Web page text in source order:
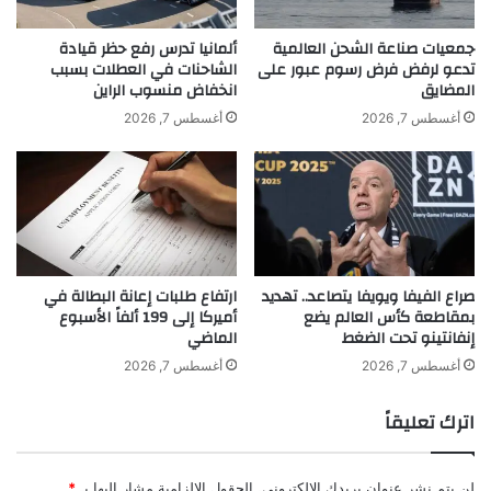
القيادي للمؤتمر، وأكثر من 50% من الفريق
الإداري، لنقدم للعالم نهجنا المستدام في تقدير
كفاءة وتميز وإبداعات بنات الإمارات
الغاليات».
khabar3ajeldubai.com — المرأة الإماراتية تتألق في يومها..
ت
ي
ا
ل
د
ا
ر
س
ح
ك
و
م
ة
ا
ل
إ
م
ر
ا
ت
ي
ي
ي
و
م
ك
ل
ع
جمعيات صناعة الشحن العالمية
تدعو لرفض فرض رسوم عبور على
المضايق
أغسطس 7, 2026
ألمانيا تدرس رفع حظر قيادة
الشاحنات في العطلات بسبب
انخفاض منسوب الراين
أغسطس 7, 2026
صراع الفيفا ويويفا يتصاعد.. تهديد
بمقاطعة كأس العالم يضع
إنفانتينو تحت الضغط
أغسطس 7, 2026
ارتفاع طلبات إعانة البطالة في
أميركا إلى 199 ألفاً الأسبوع
الماضي
أغسطس 7, 2026
اترك تعليقاً
لن يتم نشر عنوان بريدك الإلكتروني. الحقول الإلزامية مشار إليها بـ *